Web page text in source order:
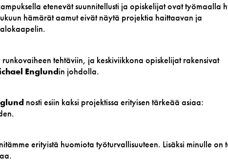
etenevät suunnitellusti ja opiskelijat ovat työmaalla
hämärät aamut eivät näytä projektia haittaavan ja
tehtäviin, ja keskiviikkona opiskelijat rakensivat
Englundin johdolla.
nosti esiin kaksi projektissa erityisen tärkeää asiaa:
erityistä huomiota työturvallisuuteen. Lisäksi minulle on